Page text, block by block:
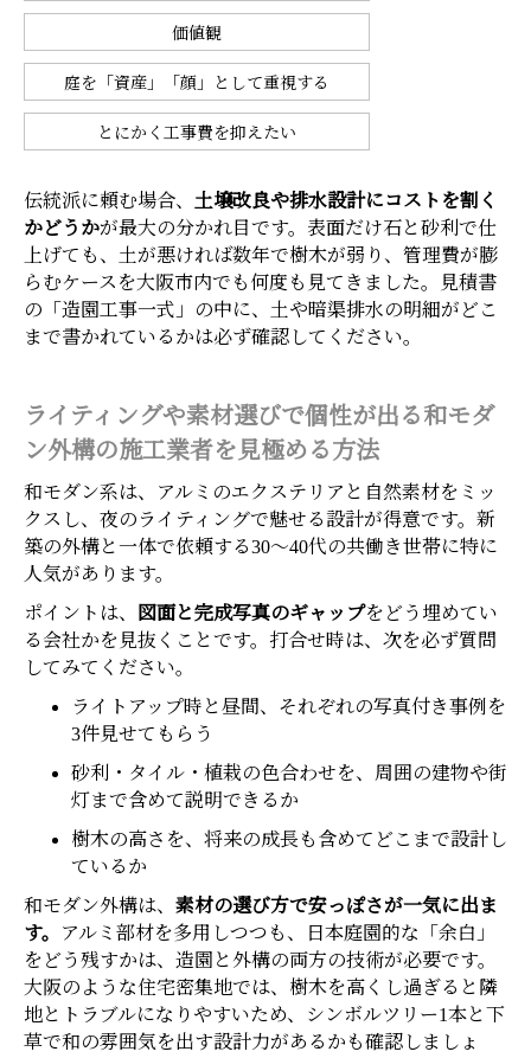
価値観
庭を「資産」「顔」として重視する
とにかく工事費を抑えたい
伝統派に頼む場合、 土壌改良や排水設計にコストを割く
かどうかが最大の分かれ目です。表面だけ石と砂利で仕
上げても、土が悪ければ数年で樹木が弱り、管理費が膨
らむケースを大阪市内でも何度も見てきました。見積書
の「造園工事一式」の中に、土や暗渠排水の明細がどこ
まで書かれているかは必ず確認してください。
ライティングや素材選びで個性が出る和モダ
ン外構の施工業者を見極める方法
和モダン系は、アルミのエクステリアと自然素材をミッ
クスし、夜のライティングで魅せる設計が得意です。新
築の外構と一体で依頼する30〜40代の共働き世帯に特に
人気があります。
ポイントは、
図面と完成写真のギャップをどう埋めてい
る会社かを見抜くことです。打合せ時は、次を必ず質問
してみてください。
ライトアップ時と昼間、それぞれの写真付き事例を
3件見せてもらう
砂利・タイル・植栽の色合わせを、周囲の建物や街
灯まで含めて説明できるか
樹木の高さを、将来の成長も含めてどこまで設計し
ているか
和モダン外構は、 素材の選び方で安っぽさが一気に出ま
す。
アルミ部材を多用しつつも、日本庭園的な「余白」
をどう残すかは、造園と外構の両方の技術が必要です。
大阪のような住宅密集地では、樹木を高くし過ぎると隣
地とトラブルになりやすいため、シンボルツリー1本と下
草で和の雰囲気を出す設計力があるかも確認しましょ